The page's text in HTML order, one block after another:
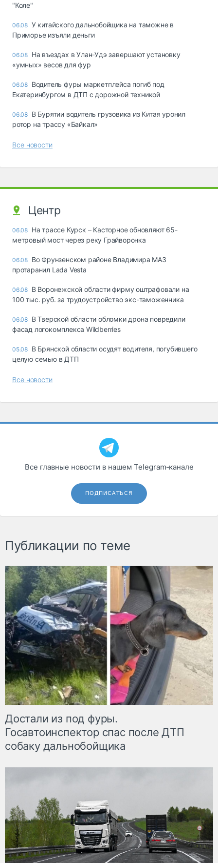
"Коле"
06.08 У китайского дальнобойщика на таможне в
Приморье изъяли деньги
06.08 Ha въeздax в Улaн-Удэ зaвepшaют ycтaнoвкy
«yмныx» вecoв для фyp
06.08 Водитель фуры маркетплейса погиб под
Екатеринбургом в ДТП с дорожной техникой
06.08 В Бурятии водитель грузовика из Китая уронил
ротор на трассу «Байкал»
Все новости
Центр
06.08 На трассе Курск – Касторное обновляют 65-
метровый мост через реку Грайворонка
06.08 Во Фрунзенском районе Владимира МАЗ
протаранил Lada Vesta
06.08 В Воронежской области фирму оштрафовали на
100 тыс. руб. за трудоустройство экс-таможенника
06.08 В Тверской области обломки дрона повредили
фасад логокомплекса Wildberries
05.08 В Брянской области осудят водителя, погубившего
целую семью в ДТП
Все новости
Все главные новости в нашем Telegram‑канале
ПОДПИСАТЬСЯ
Публикации по теме
Достали из под фуры.
Госавтоинспектор спас после ДТП
собаку дальнобойщика